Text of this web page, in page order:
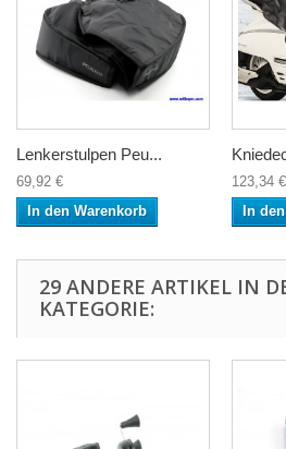
Lenkerstulpen Peu...
69,92 €
In den Warenkorb
123,34 €
In
29 ANDERE ARTIKEL IN
KATEGORIE: